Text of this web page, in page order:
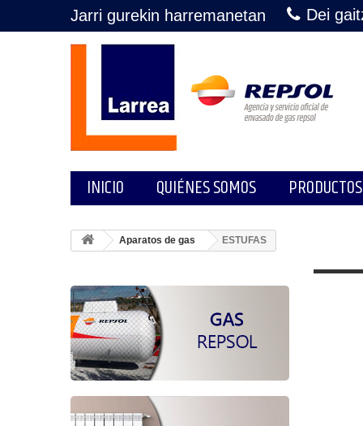
Jarri gurekin harremanetan Dei
INICIO QUIÉNES SOMOS PRODUCTOS
Aparatos de gas ESTUFAS